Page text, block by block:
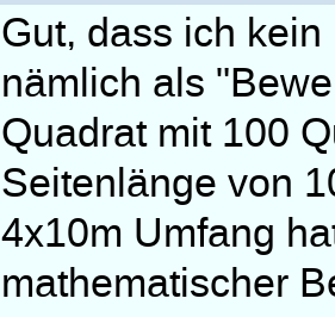
Gut, dass ich
nämlich als
Quadrat mit 100
Seitenlänge von
4x10m Umfang
mathematischer